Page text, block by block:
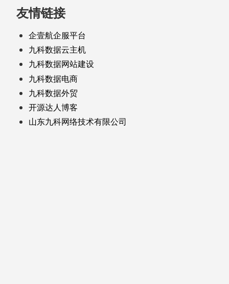
友情链接
企壹航企服平台
九科数据云主机
九科数据网站建设
九科数据电商
九科数据外贸
开源达人博客
山东九科网络技术有限公司